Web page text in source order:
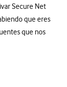
Secure Net
que eres
que nos